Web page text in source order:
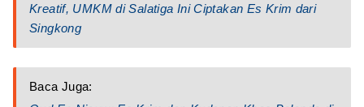
Kreatif, UMKM di Salatiga Ini Ciptakan Es Krim dari
Singkong
Baca Juga: